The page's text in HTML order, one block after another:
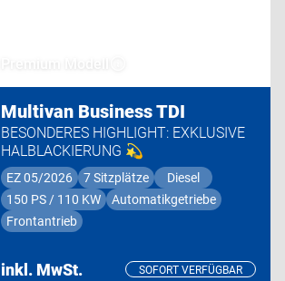
Multivan Business TDI
BESONDERES HIGHLIGHT: EXKLUSIVE
HALBLACKIERUNG 💫
EZ 05/2026 7 Sitzplätze
Diesel
150 PS / 110 KW
Automatikgetriebe
Frontantrieb
inkl. MwSt. SOFORT VERFÜGBAR